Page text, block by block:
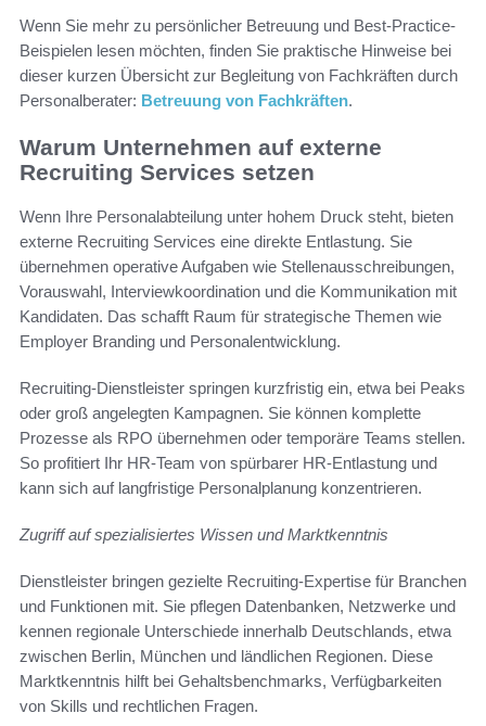
Wenn Sie mehr zu persönlicher Betreuung und Best-Practice-
Beispielen lesen möchten, finden Sie praktische Hinweise bei
dieser kurzen Übersicht zur Begleitung von Fachkräften durch
Personalberater: Betreuung von Fachkräften.
Warum Unternehmen auf externe
Recruiting Services setzen
Wenn Ihre Personalabteilung unter hohem Druck steht, bieten
externe Recruiting Services eine direkte Entlastung. Sie
übernehmen operative Aufgaben wie Stellenausschreibungen,
Vorauswahl, Interviewkoordination und die Kommunikation mit
Kandidaten. Das schafft Raum für strategische Themen wie
Employer Branding und Personalentwicklung.
Recruiting-Dienstleister springen kurzfristig ein, etwa bei Peaks
oder groß angelegten Kampagnen. Sie können komplette
Prozesse als RPO übernehmen oder temporäre Teams stellen.
So profitiert Ihr HR-Team von spürbarer HR-Entlastung und
kann sich auf langfristige Personalplanung konzentrieren.
Zugriff auf spezialisiertes Wissen und Marktkenntnis
Dienstleister bringen gezielte Recruiting-Expertise für Branchen
und Funktionen mit. Sie pflegen Datenbanken, Netzwerke und
kennen regionale Unterschiede innerhalb Deutschlands, etwa
zwischen Berlin, München und ländlichen Regionen. Diese
Marktkenntnis hilft bei Gehaltsbenchmarks, Verfügbarkeiten
von Skills und rechtlichen Fragen.